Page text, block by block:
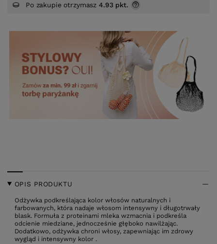
Po zakupie otrzymasz4.93 pkt.
OPIS PRODUKTU
Odżywka podkreślająca kolor włosów naturalnych i
farbowanych, która nadaje włosom intensywny i długotrwały
blask. Formuła z proteinami mleka wzmacnia i podkreśla
odcienie miedziane, jednocześnie głęboko nawilżając.
Dodatkowo, odżywka chroni włosy, zapewniając im zdrowy
wygląd i intensywny kolor .